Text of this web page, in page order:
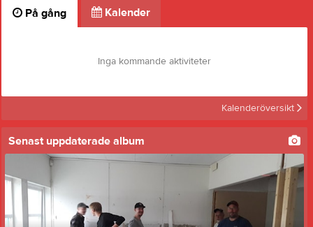
På gång Kalender
Inga kommande aktiviteter
Kalenderöversikt
Senast uppdaterade album